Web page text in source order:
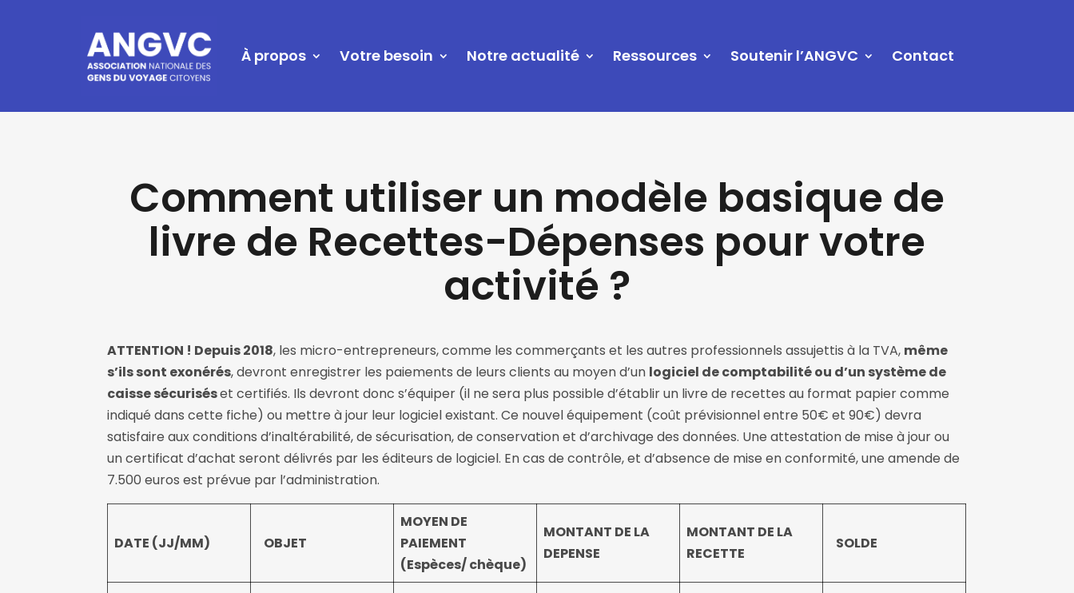
À propos Votre besoin Notre actualité Ressources Soutenir l’ANGVC Contact
Comment utiliser un modèle basique de
livre de Recettes-Dépenses pour votre
activité ?
ATTENTION ! Depuis 2018, les micro-entrepreneurs, comme les commerçants et les autres professionnels assujettis à la TVA, même
s’ils sont exonérés, devront enregistrer les paiements de leurs clients au moyen d’un logiciel de comptabilité ou d’un système de
caisse sécuriséset certifiés. Ils devront donc s’équiper (il ne sera plus possible d’établir un livre de recettes au format papier comme
indiqué dans cette fiche) ou mettre à jour leur logiciel existant. Ce nouvel équipement (coût prévisionnel entre 50€ et 90€) devra
satisfaire aux conditions d’inaltérabilité, de sécurisation, de conservation et d’archivage des données. Une attestation de mise à jour ou
un certificat d’achat seront délivrés par les éditeurs de logiciel. En cas de contrôle, et d’absence de mise en conformité, une amende de
7.500 euros est prévue par l’administration.
DATE (JJ/MM) OBJET
MOYEN DE
PAIEMENT
(Espèces/ chèque)
MONTANT DE LA
DEPENSE
MONTANT DE LA
RECETTE
SOLDE